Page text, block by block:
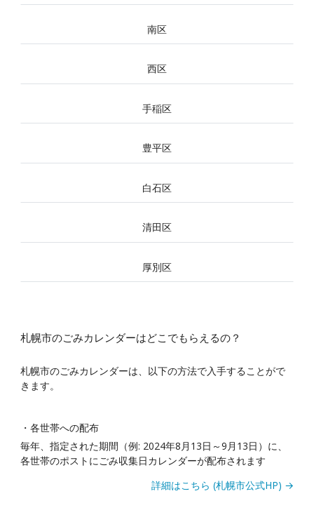
南区
西区
手稲区
豊平区
白石区
清田区
厚別区
札幌市のごみカレンダーはどこでもらえるの？
札幌市のごみカレンダーは、以下の方法で入手することがで
きます。
・各世帯への配布
毎年、指定された期間（例: 2024年8月13日～9月13日）に、
各世帯のポストにごみ収集日カレンダーが配布されます
詳細はこちら (札幌市公式HP) →